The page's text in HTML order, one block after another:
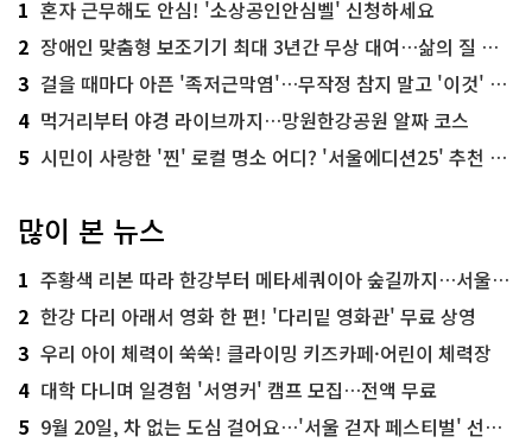
1 혼자 근무해도 안심! '소상공인안심벨' 신청하세요
2 장애인 맞춤형 보조기기 최대 3년간 무상 대여…삶의 질 높인다
3 걸을 때마다 아픈 '족저근막염'…무작정 참지 말고 '이것' 해보세요!
4 먹거리부터 야경 라이브까지…망원한강공원 알짜 코스
5 시민이 사랑한 '찐' 로컬 명소 어디? '서울에디션25' 추천 코스
많이 본 뉴스
1 주황색 리본 따라 한강부터 메타세쿼이아 숲길까지…서울둘레길 15코스
2 한강 다리 아래서 영화 한 편! '다리밑 영화관' 무료 상영
3 우리 아이 체력이 쑥쑥! 클라이밍 키즈카페·어린이 체력장
4 대학 다니며 일경험 '서영커' 캠프 모집…전액 무료
5 9월 20일, 차 없는 도심 걸어요…'서울 걷자 페스티벌' 선착순 5천명